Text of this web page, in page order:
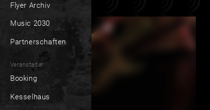
Flyer Archiv
Music 2030
Partnerschaften
Veranstalter
Booking
Kesselhaus